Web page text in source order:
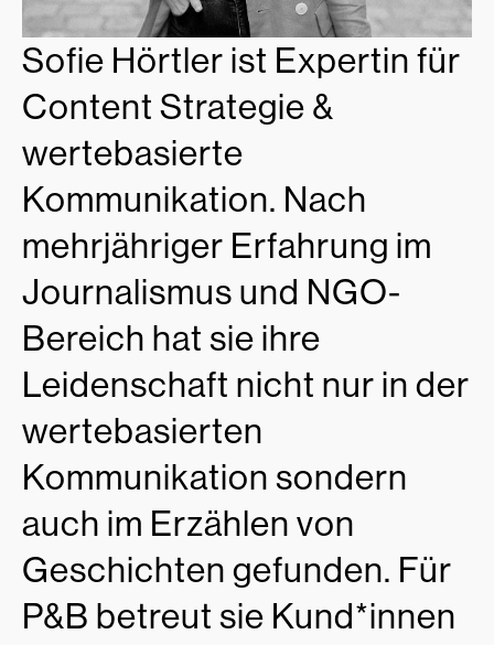
Sofie Hörtler ist Expertin für
Content Strategie &
wertebasierte
Kommunikation. Nach
mehrjähriger Erfahrung im
Journalismus und NGO-
Bereich hat sie ihre
Leidenschaft nicht nur in der
wertebasierten
Kommunikation sondern
auch im Erzählen von
Geschichten gefunden. Für
P&B betreut sie Kund*innen